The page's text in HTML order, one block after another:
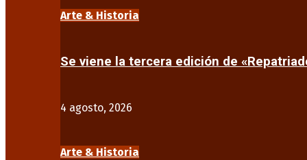
Arte & Historia
Se viene la tercera edición de
4 agosto, 2026
Arte & Historia